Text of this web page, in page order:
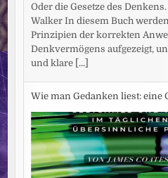
Oder die Gesetze des
Walker In diesem Buch
Prinzipien der korrekten
Denkvermögens aufgezeigt,
und klare [...]
Wie man Gedanken liest: eine